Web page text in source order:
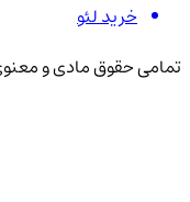
خرید لئو
تمامی حقوق مادی و